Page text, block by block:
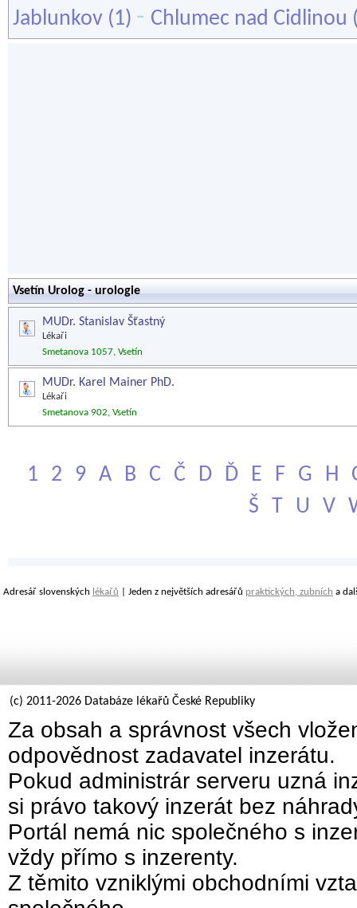
Jablunkov (1) - Chlumec nad Cidlinou
Vsetín Urolog - urologie
MUDr. Stanislav Šťastný
Lékaři
Smetanova 1057, Vsetín
MUDr. Karel Mainer PhD.
Lékaři
Smetanova 902, Vsetín
1 2 9 A B C Č D Ď E F G H
Š
T U V
Adresář slovenských lékařů | Jeden z největších adresářů praktických, zubních a
(c) 2011-2026 Databáze lékařů České Republiky
Za obsah a správnost všech
odpovědnost zadavatel inzerátu.
Pokud administrár serveru uzná
si právo takový inzerát bez
Portál nemá nic společného s
vždy přímo s inzerenty.
Z těmito vzniklými obchodními